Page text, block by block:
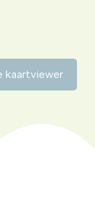
kaartviewer